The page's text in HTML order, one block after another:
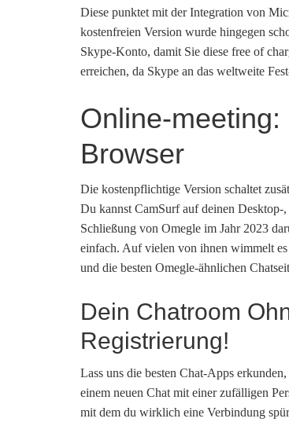
Diese punktet mit der Integration von
kostenfreien Version wurde hingegen
Skype-Konto, damit Sie diese free of
erreichen, da Skype an das weltweite
Online-
Browser
Die kostenpflichtige Version schaltet
Du kannst CamSurf auf deinen
Schließung von Omegle im Jahr 2023
einfach. Auf vielen von ihnen wimmelt
und die besten Omegle-ähnlichen
Dein Chatroom
Registrierung!
Lass uns die besten Chat-Apps
einem neuen Chat mit einer zufälligen
mit dem du wirklich eine Verbindung